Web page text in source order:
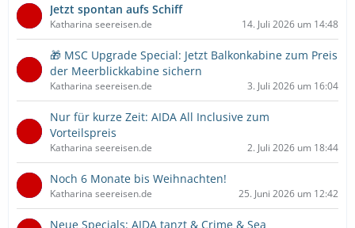
Jetzt spontan aufs Schiff
Katharina seereisen.de 14. Juli 2026 um 14:48
🎁 MSC Upgrade Special: Jetzt Balkonkabine zum Preis
der Meerblickkabine sichern
Katharina seereisen.de 3. Juli 2026 um 16:04
Nur für kurze Zeit: AIDA All Inclusive zum
Vorteilspreis
Katharina seereisen.de 2. Juli 2026 um 18:44
Noch 6 Monate bis Weihnachten!
Katharina seereisen.de 25. Juni 2026 um 12:42
Neue Specials: AIDA tanzt & Crime & Sea